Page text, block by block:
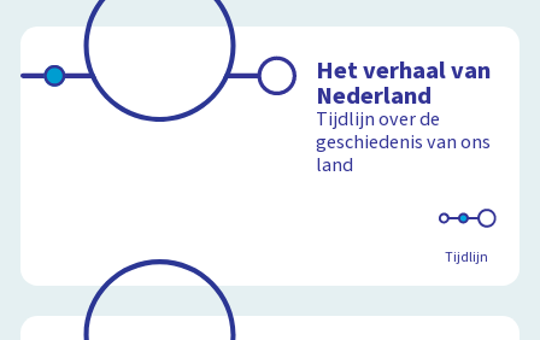
Het verhaal van
Nederland
Tijdlijn over de
geschiedenis van ons
land
Tijdlijn